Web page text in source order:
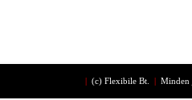
(c) Flexibile Bt. Minden